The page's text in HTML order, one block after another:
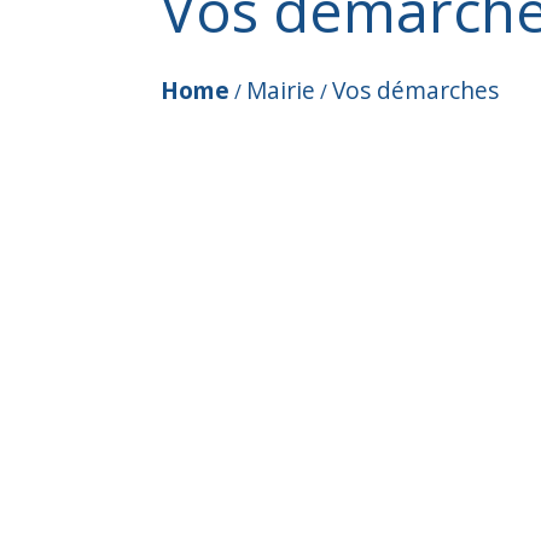
Home / Mairie /Vos démarches